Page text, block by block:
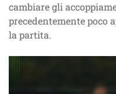
cambiare gli
precedentemente poco
la partita.